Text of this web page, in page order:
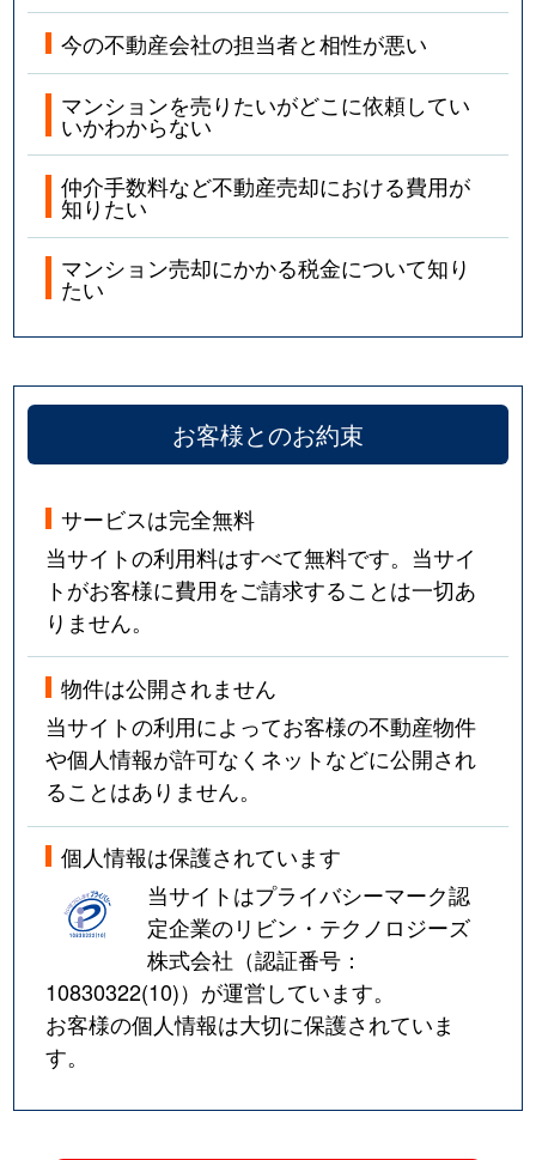
今の不動産会社の担当者と相性が悪い
マンションを売りたいがどこに依頼してい
いかわからない
仲介手数料など不動産売却における費用が
知りたい
マンション売却にかかる税金について知り
たい
お客様とのお約束
サービスは完全無料
当サイトの利用料はすべて無料です。当サイ
トがお客様に費用をご請求することは一切あ
りません。
物件は公開されません
当サイトの利用によってお客様の不動産物件
や個人情報が許可なくネットなどに公開され
ることはありません。
個人情報は保護されています
当サイトはプライバシーマーク認
定企業のリビン・テクノロジーズ
株式会社（認証番号：
10830322(10)）が運営しています。
お客様の個人情報は大切に保護されていま
す。